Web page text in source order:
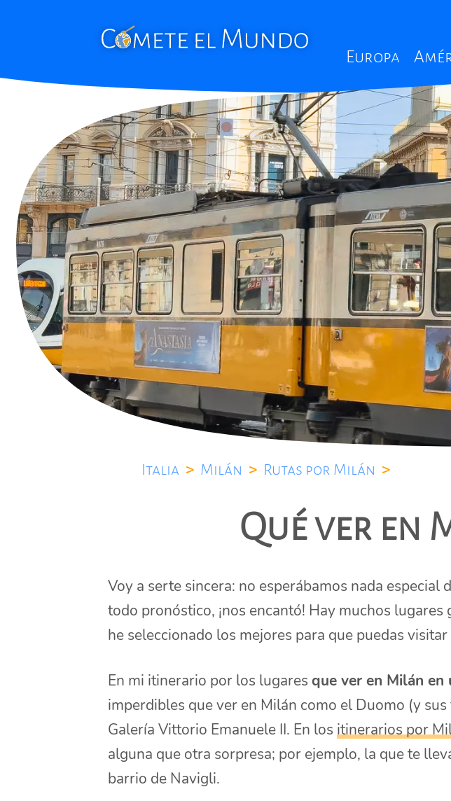
Main
navigation
Europa
Italia > Milán > Rutas por Milán >
Qué ver en
Voy a serte sincera: no esperábamos nada especial
todo pronóstico, ¡nos encantó! Hay muchos lugares
he seleccionado los mejores para que puedas visitar
En mi itinerario por los lugaresque ver en Milán en
imperdibles que ver en Milán como el Duomo (y
Galería Vittorio Emanuele II. En lositinerarios por
alguna que otra sorpresa; por ejemplo, la que te
barrio de Navigli.